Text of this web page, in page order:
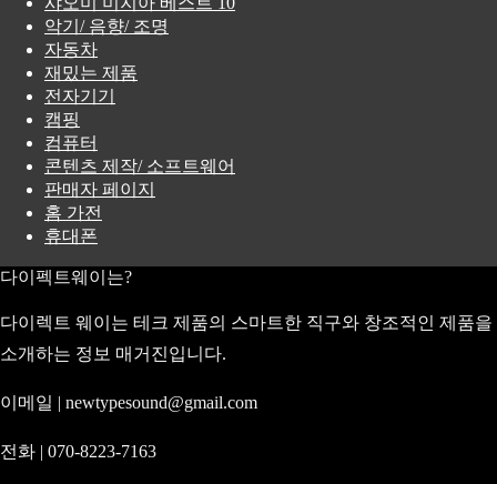
악기/ 음향/ 조명
자동차
재밌는 제품
전자기기
캠핑
컴퓨터
콘텐츠 제작/ 소프트웨어
판매자 페이지
홈 가전
휴대폰
다이펙트웨이는?
다이렉트 웨이는 테크 제품의 스마트한 직구와 창조적인 제품을
소개하는 정보 매거진입니다.
이메일 | newtypesound@gmail.com
전화 | 070-8223-7163